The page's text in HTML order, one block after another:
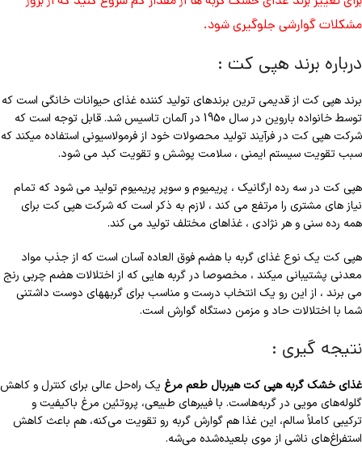
مشکلات گوارشی جلوگیری شود.
درباره برند هپی کت :
برند هپی کت از قدیمی ترین برندهای تولید کننده غذای حیوانات خانگی است که
توسط خانواده باروین در سال 1950 در آلمان تاسیس شد. قابل توجه است که
شرکت هپی کت در فرآیند تولید محصولات خود از فرمولاسیونی استفاده میکند که
سبب تقویت سیستم ایمنی ، سلامت پوشش و تقویت کبد می شود.
هپی کت در سه رده ارگانیک ، پریمیوم و سوپر پریمیوم تولید می شود که تمام
نیاز های مشتری را مرتفع می کند ، لازم به ذکر است که شرکت هپی کت برای
همه رده سنی و هر نژادی ، غذاهای مختلف تولید می کند.
هپی کت یک نوع غذای گربه با هضم فوق العاده آسان است که از جذب مواد
معدنی پشتیبانی میکند ، مخصوصا در گربه هایی که از اختلالات هضم چربی رنج
می برند ، از این رو یک انتخاب درست و مناسب برای گربههای دوست داشتنی
شما با اختلالات حاد و مزمن دستگاه گوارش است.
نتیجه گیری :
غذای خشک گربه هپی کت هیربال طعم مرغ یک راه‌حل عالی برای کنترل و کاهش
گلوله‌های مویی در گربه‌هاست. با فیبرهای طبیعی، پروتئین مرغ باکیفیت و
ترکیبی کاملاً سالم، این غذا هم گوارش گربه رو تقویت می‌کنه، هم باعث کاهش
استفراغ‌های ناشی از موی بلعیده‌شده می‌شه.